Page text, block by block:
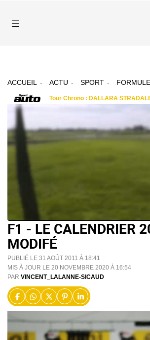
ACCUEIL ACTU SPORT
F1 - LE CALENDRIER
MODIFÉ
PUBLIÉ LE 31 AOÛT 2011 À 18:41
MIS À JOUR LE 20 NOVEMBRE 2020 À 16:54
PAR VINCENT_LALANNE-SICAUD